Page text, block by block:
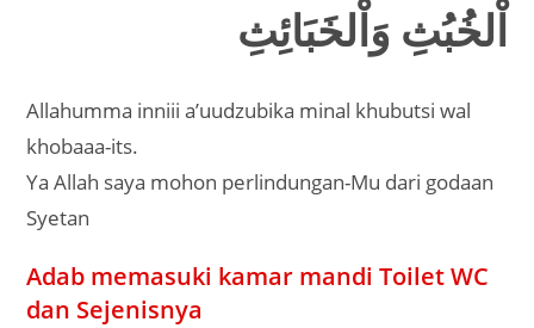
اْلخُبُثِ وَاْلخَبَائِثِ
Allahumma inniii a’uudzubika minal khubutsi wal
khobaaa-its.
Ya Allah saya mohon perlindungan-Mu dari godaan
Syetan
Adab memasuki kamar mandi Toilet WC
dan Sejenisnya